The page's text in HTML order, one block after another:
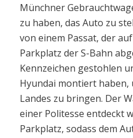
Münchner
zu haben, das Auto zu
von einem Passat, der
Parkplatz der S-Bahn
Kennzeichen gestohlen
Hyundai montiert haben,
Landes zu bringen. Der
einer Politesse entdeckt
Parkplatz, sodass dem